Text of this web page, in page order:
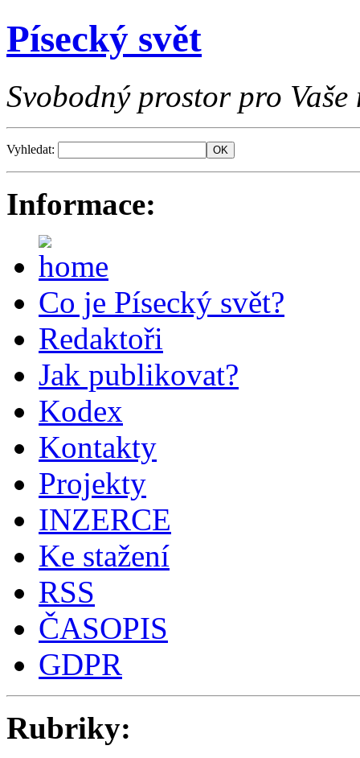
Písecký svět
Svobodný prostor pro Vaše
Vyhledat:
Informace:
Co je Písecký svět?
Redaktoři
Jak publikovat?
Kodex
Kontakty
Projekty
INZERCE
Ke stažení
RSS
ČASOPIS
GDPR
Rubriky: